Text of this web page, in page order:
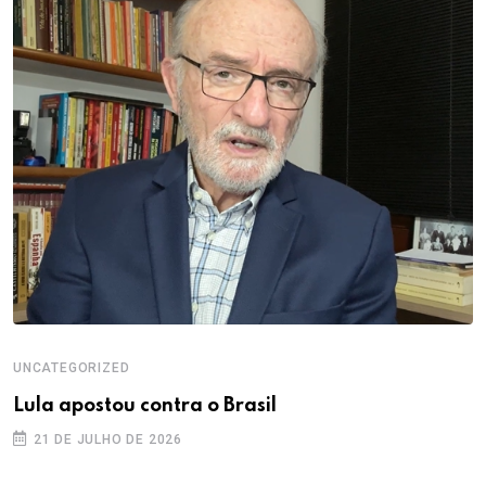
UNCATEGORIZED
Lula apostou contra o Brasil
21 DE JULHO DE 2026